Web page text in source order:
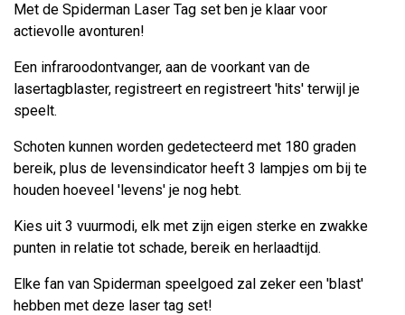
Met de Spiderman Laser Tag set ben je klaar voor
actievolle avonturen!
Een infraroodontvanger, aan de voorkant van de
lasertagblaster, registreert en registreert 'hits' terwijl je
speelt.
Schoten kunnen worden gedetecteerd met 180 graden
bereik, plus de levensindicator heeft 3 lampjes om bij te
houden hoeveel 'levens' je nog hebt.
Kies uit 3 vuurmodi, elk met zijn eigen sterke en zwakke
punten in relatie tot schade, bereik en herlaadtijd.
Elke fan van Spiderman speelgoed zal zeker een 'blast'
hebben met deze laser tag set!